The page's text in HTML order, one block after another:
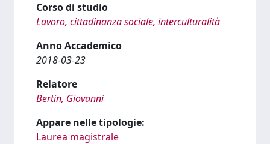
Corso di studio
Lavoro, cittadinanza sociale, interculturalità
Anno Accademico
2018-03-23
Relatore
Bertin, Giovanni
Appare nelle tipologie:
Laurea magistrale